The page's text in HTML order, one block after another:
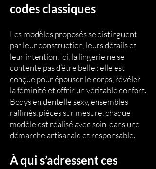
codes classiques
Les modèles proposés se distinguent
par leur construction, leurs détails et
leur intention. Ici, la lingerie ne se
contente pas d’être belle : elle est
conçue pour épouser le corps, révéler
la féminité et offrir un véritable confort.
Bodys en dentelle sexy, ensembles
raffinés, pièces sur mesure, chaque
modèle est réalisé avec soin, dans une
démarche artisanale et responsable.
À qui s’adressent ces